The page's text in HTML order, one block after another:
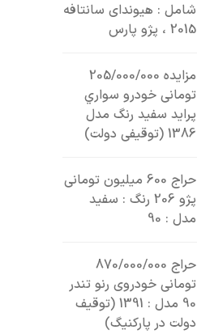
شامل : هیوندای سانتافه
2015 ، پژو پارس
مزایده 205/000/000
تومانی خودرو سواري
پرايد سفيد رنگ مدل
1386 (توقیفی دولت)
حراج 600 میلیون تومانی
پژو 206 رنگ : سفید
مدل : 90
حراج 870/000/000
تومانی خودروی رنو تندر
90 مدل : 1391 (توقیف
دولت در پارکنیگ)